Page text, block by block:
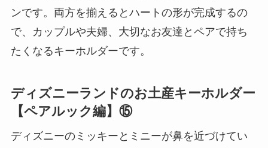
ンです。両方を揃えるとハートの形が完成するの
で、カップルや夫婦、大切なお友達とペアで持ち
たくなるキーホルダーです。
ディズニーランドのお土産キーホルダー
【ペアルック編】⑮
ディズニーのミッキーとミニーが鼻を近づけてい